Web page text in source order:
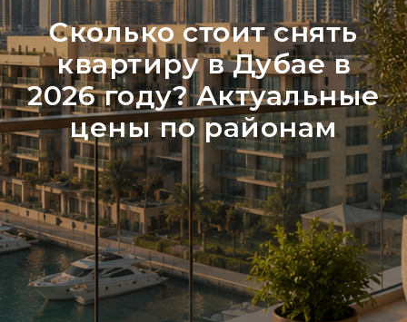
Сколько стоит снять
квартиру в Дубае в
2026 году? Актуальные
цены по районам